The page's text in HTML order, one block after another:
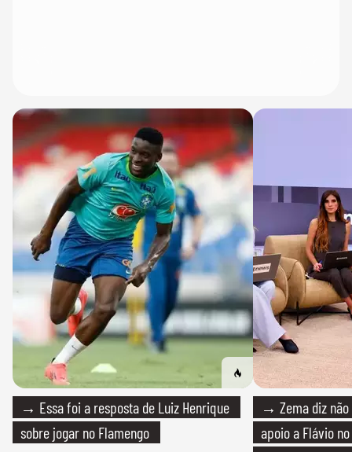
→ Essa foi a resposta de Luiz Henrique
sobre jogar no Flamengo
→ Zema diz
apoio a Flávio